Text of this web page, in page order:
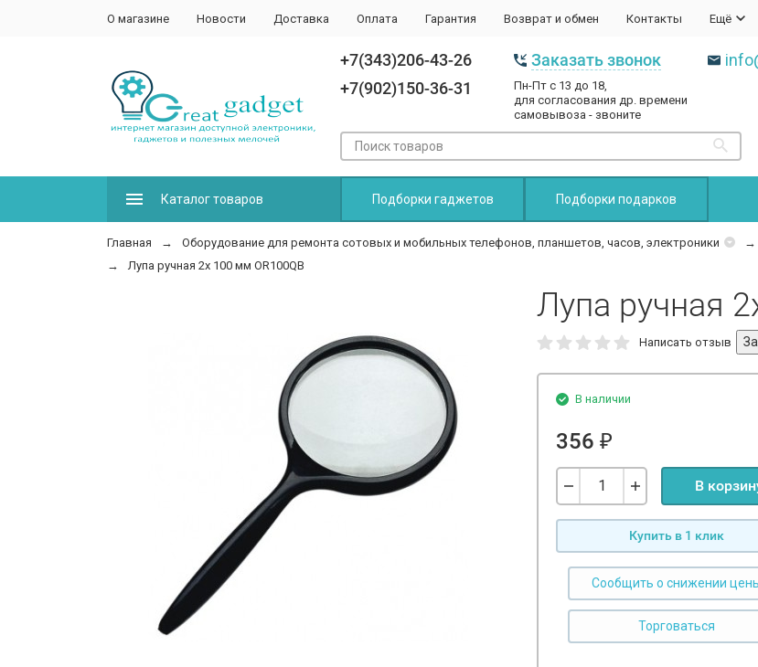
О магазине Новости Доставка Оплата Гарантия Возврат и обмен Контакты Ещё
+7(343)206-43-26
+7(902)150-36-31
Заказать звонок
Пн-Пт с 13 до 18,
для согласования др. времени
самовывоза - звоните
Каталог товаров Подборки гаджетов Подборки подарков
Главная Оборудование для ремонта сотовых и мобильных телефонов, планшетов, часов, электроники
Лупа ручная 2x 100 мм OR100QB
Лупа ручная
Написать отзыв
В наличии
356 ₽
В
Купить в 1 клик
Сообщить о снижении